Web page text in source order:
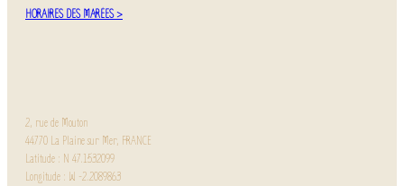
HORAIRES DES MARÉES >
2, rue de Mouton
44770 La Plaine sur Mer, FRANCE
Latitude : N 47.1532099
Longitude : W -2.2089863